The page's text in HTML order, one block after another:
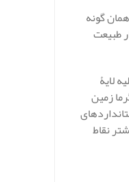
گونه
طبیعت
لایۀ
زمین
نقاط